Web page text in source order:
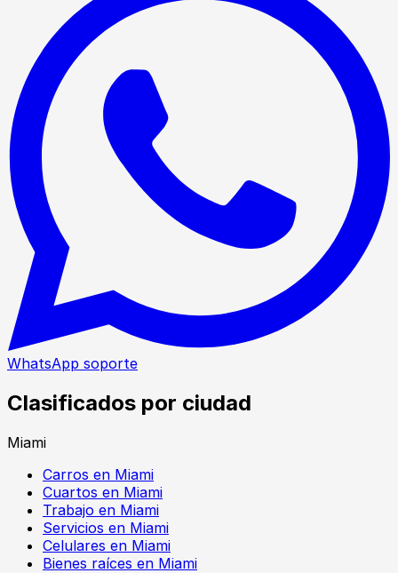
WhatsApp soporte
Clasificados por ciudad
Miami
Carros en Miami
Cuartos en Miami
Trabajo en Miami
Servicios en Miami
Celulares en Miami
Bienes raíces en Miami